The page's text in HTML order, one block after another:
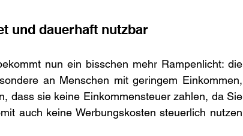
und dauerhaft nutzbar
an Menschen mit geringem Einkommen,
dass sie keine Einkommensteuer zahlen, da Sie
auch keine Werbungskosten steuerlich nutzen